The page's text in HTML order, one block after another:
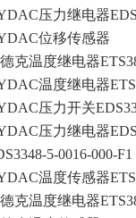
压力继电器
位移传感器
克温度继电器
温度继电器
压力开关
压力继电器
5-0016-000-F1
温度传感器
克温度继电器